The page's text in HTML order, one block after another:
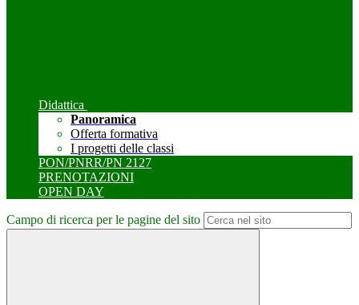
Didattica
Panoramica
Offerta formativa
I progetti delle classi
PON/PNRR/PN 2127
PRENOTAZIONI
OPEN DAY
Campo di ricerca per le pagine del sito